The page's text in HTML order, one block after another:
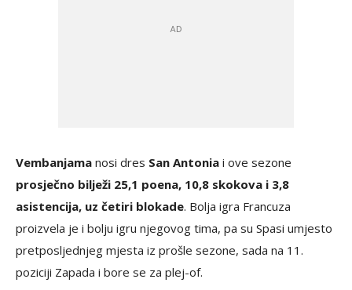
Vembanjama nosi dres San Antonia i ove sezone
prosječno bilježi 25,1 poena, 10,8 skokova i 3,8
asistencija, uz četiri blokade. Bolja igra Francuza
proizvela je i bolju igru njegovog tima, pa su Spasi umjesto
pretposljednjeg mjesta iz prošle sezone, sada na 11.
poziciji Zapada i bore se za plej-of.